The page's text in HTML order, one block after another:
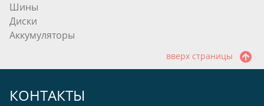
Шины
Диски
Аккумуляторы
вверх страницы
КОНТАКТЫ